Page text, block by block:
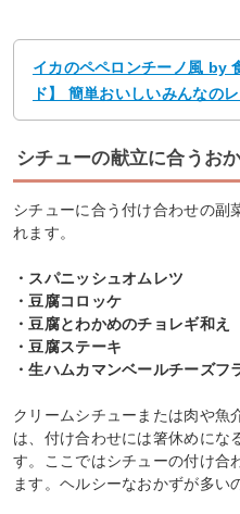
イカのペペロンチーノ風 by
ド】 簡単おいしいみんなの
シチューの献立に合うお
シチューに合う付け合わせの副
れます。
・スパニッシュオムレツ
・豆腐コロッケ
・豆腐とわかめのチョレギ和え
・豆腐ステーキ
・生ハムカマンベールチーズフ
クリームシチューまたは肉や魚
は、付け合わせには箸休めにな
す。ここではシチューの付け合
ます。ヘルシーなおかずが多い